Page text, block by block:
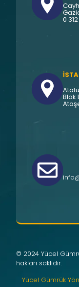
0
Blok
© 2024 Yücel
hakları saklıdır.
Yücel Gümrük